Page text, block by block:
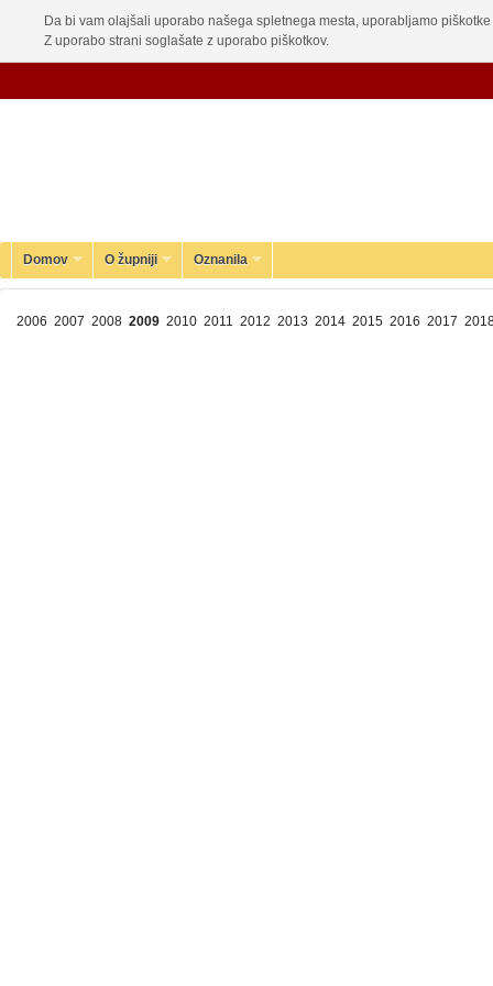
Da bi vam olajšali uporabo našega spletnega mesta, uporabljamo
Z uporabo strani soglašate z uporabo piškotkov.
Domov O župniji Oznanila
2006 2007 2008 2009 2010 2011 2012 2013 2014 2015 2016 2017